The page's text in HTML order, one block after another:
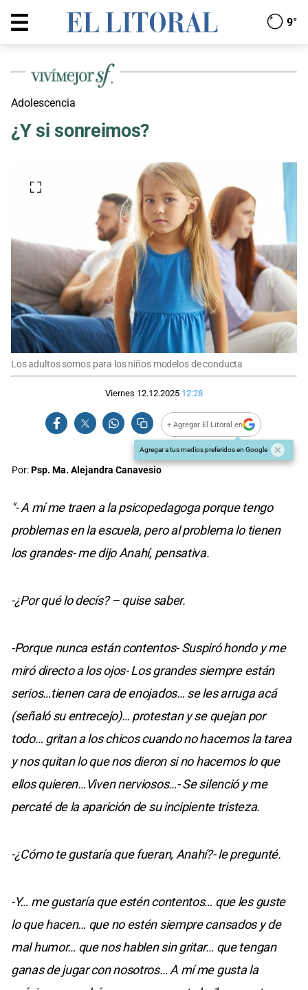
9°
Adolescencia
¿Y si sonreimos?
Los adultos somos para los niños modelos de conducta
Viernes 12.12.2025 12:28
+ Agregar El Litoral en
Agregar a tus medios preferidos en Google
Por:Psp. Ma. Alejandra Canavesio
"- A mí me traen a la psicopedagoga porque tengo
problemas en la escuela, pero al problema lo tienen
los grandes- me dijo Anahí, pensativa.
-¿Por qué lo decís? – quise saber.
-Porque nunca están contentos- Suspiró hondo y me
miró directo a los ojos- Los grandes siempre están
serios…tienen cara de enojados… se les arruga acá
(señaló su entrecejo)… protestan y se quejan por
todo… gritan a los chicos cuando no hacemos la tarea
y nos quitan lo que nos dieron si no hacemos lo que
ellos quieren…Viven nerviosos…- Se silenció y me
percaté de la aparición de su incipiente tristeza.
-¿Cómo te gustaría que fueran, Anahí?- le pregunté.
-Y… me gustaría que estén contentos… que les guste
lo que hacen… que no estén siempre cansados y de
mal humor… que nos hablen sin gritar… que tengan
ganas de jugar con nosotros… A mí me gusta la